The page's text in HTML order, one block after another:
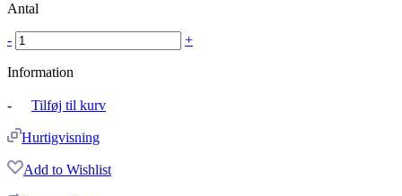
Antal
- +
Information
- Tilføj til kurv
Hurtigvisning
Add to Wishlist